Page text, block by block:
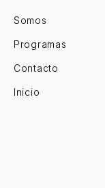
Somos
Programas
Contacto
Inicio